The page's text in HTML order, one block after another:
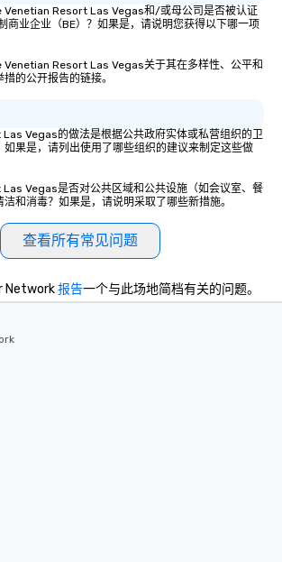
Venetian Resort Las Vegas和/或母公司是否被认证
商业企业（BE）？如果是，请说明您获得以下哪一项
Venetian Resort Las Vegas关于其在多样性、公平和
的公开报告的链接。
Vegas的做法是根据公共政府实体或私营组织的卫
如果是，请列出使用了哪些组织的建议来制定这些做
Vegas是否对公共区域和公共设施（如会议室、餐
和消毒？如果是，请说明采取了哪些新措施。
查看所有常见问题
Network报告一个与此场地简档有关的问题。